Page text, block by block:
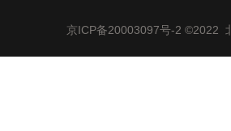
京ICP备20003097号-2 ©2022